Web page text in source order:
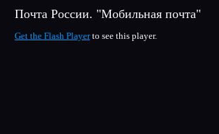
Почта России. "Мобильная почта"
Get the Flash Playerto see this player.